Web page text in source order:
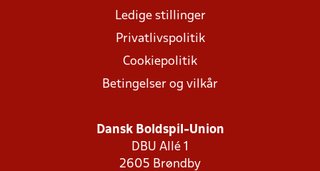
Ledige stillinger
Privatlivspolitik
Cookiepolitik
Betingelser og vilkår
Dansk Boldspil-Union
DBU Allé 1
2605 Brøndby